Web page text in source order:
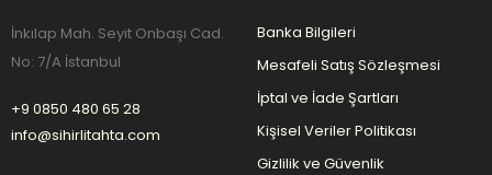
İnkılap Mah. Seyit Onbaşı Cad.
No: 7/A İstanbul
+9 0850 480 65 28
info@sihirlitahta.com
Banka Bilgileri
Mesafeli Satış Sözleşmesi
İptal ve İade Şartları
Kişisel Veriler Politikası
Gizlilik ve Güvenlik